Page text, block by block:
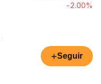
-2.00%
+Seguir